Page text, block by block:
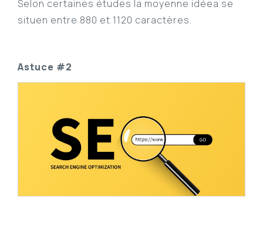
Selon certaines études la moyenne idéea se
situen entre 880 et 1120 caractères.
Astuce #2